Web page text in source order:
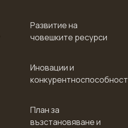
Развитие на
човешките ресурси
Иновации и
конкурентноспособност
План за
възстановяване и